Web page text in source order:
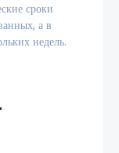
сроки
а в
недель.